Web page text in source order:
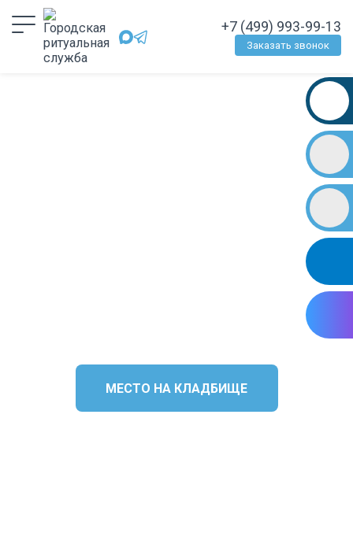
+7 (499) 993-99-13
Заказать звонок
ОРГАНИЗАЦИЯ ПОХОРОН В
Профессионализм и компетентность
МЕСТО НА КЛАДБИЩЕ